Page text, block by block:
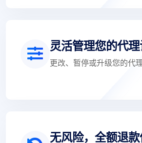
灵活管理您的代理
更改、暂停或升级您的代
无风险，全额退